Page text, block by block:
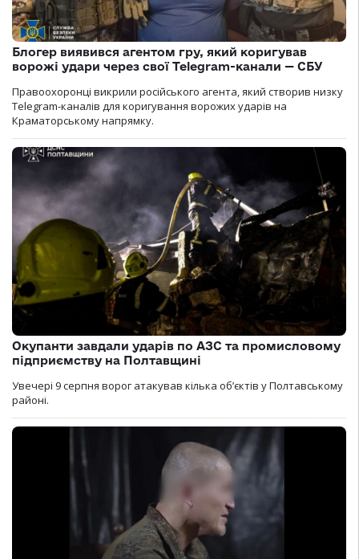
Блогер виявився агентом гру, який коригував
ворожі удари через свої Telegram-канали — СБУ
Правоохоронці викрили російського агента, який створив низку
Telegram-каналів для коригування ворожих ударів на
Краматорському напрямку.
Окупанти завдали ударів по АЗС та промисловому
підприємству на Полтавщині
Увечері 9 серпня ворог атакував кілька обʼєктів у Полтавському
районі.